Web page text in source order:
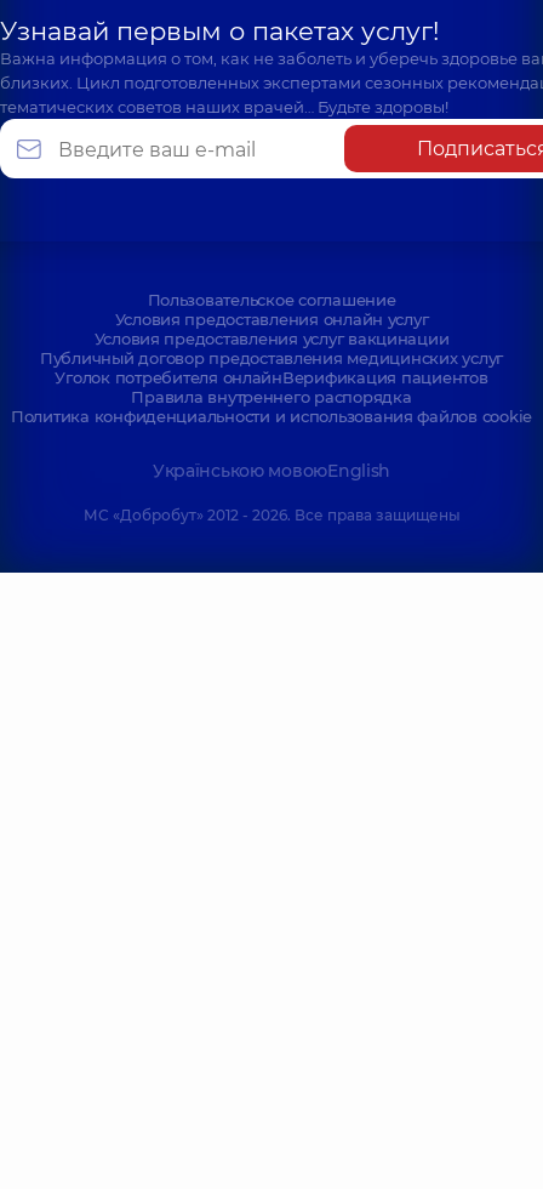
Узнавай первым о пакетах услуг!
Важна информация о том, как не заболеть и уберечь здоровье
близких. Цикл подготовленных экспертами сезонных
тематических советов наших врачей… Будьте здоровы!
Пользовательское соглашение
Условия предоставления онлайн услуг
Условия предоставления услуг вакцинации
Публичный договор предоставления медицинских услуг
Уголок потребителя онлайнВерификация пациентов
Правила внутреннего распорядка
Политика конфиденциальности и использования файлов cookie
Українською мовоюEnglish
МС «Добробут» 2012 - 2026. Все права защищены